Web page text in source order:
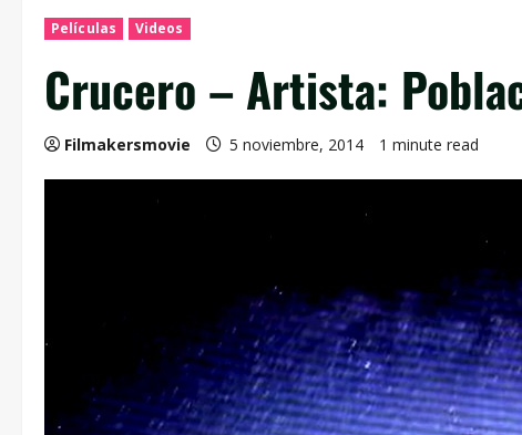
Películas Videos
Crucero – Artista:
Filmakersmovie 5 noviembre, 2014 1 minute read